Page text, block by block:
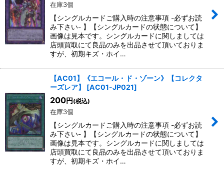
在庫3個
【シングルカードご購入時の注意事項 -必ずお読
み下さい- 】【シングルカードの状態について】
画像は見本です。シングルカードに関しましては
店頭買取にて良品のみを出品させて頂いておりま
すが、初期キズ・ホイ…
【AC01】《エコール・ド・ゾーン》【コレクタ
ーズレア】
[AC01-JP021]
200円 (税込)
在庫3個
【シングルカードご購入時の注意事項 -必ずお読
み下さい- 】【シングルカードの状態について】
画像は見本です。シングルカードに関しましては
店頭買取にて良品のみを出品させて頂いておりま
すが、初期キズ・ホイ…